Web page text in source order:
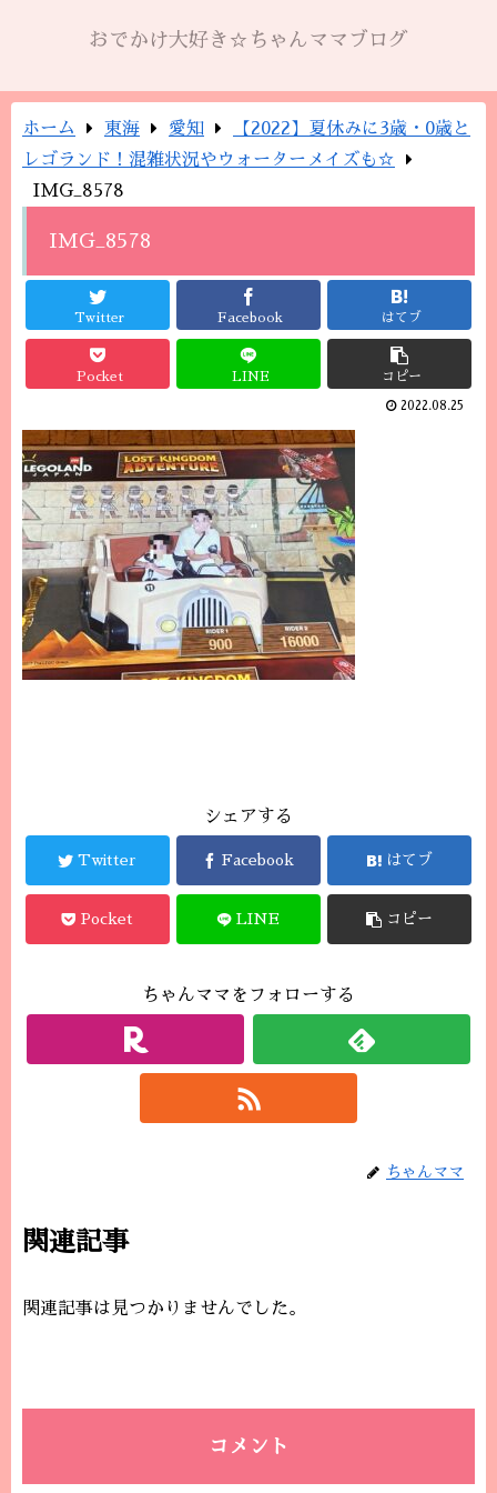
おでかけ大好き☆ちゃんママブログ
ホーム 東海 愛知
【2022】夏休みに3歳・0歳と
レゴランド！混雑状況やウォーターメイズも☆
IMG_8578
IMG_8578
Twitter Facebook はてブ
Pocket LINE コピー
2022.08.25
シェアする
Twitter Facebook はてブ
Pocket LINE コピー
ちゃんママをフォローする
ちゃんママ
関連記事
関連記事は見つかりませんでした。
コメント